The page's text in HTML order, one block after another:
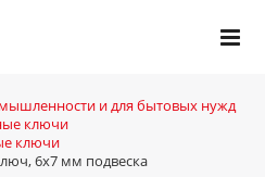
и для бытовых нужд
ключи
ключи
6x7 мм подвеска